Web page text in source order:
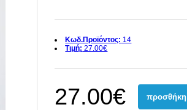
Κωδ.Προϊόντος: 14
Τιμή: 27.00€
27.00€ προσθήκη